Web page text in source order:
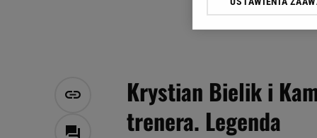
Krystian Bielik i
trenera. Legenda
Klikając „Akceptuję”
Zaufanych Partnerów i
My, nasi Zaufani
Użycie dokładnych
Przechowywanie